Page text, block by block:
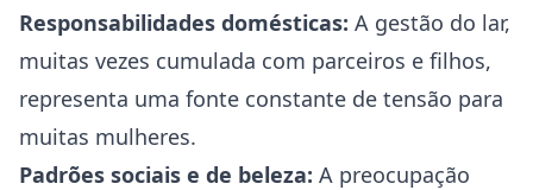
Responsabilidades domésticas: A gestão do lar,
muitas vezes cumulada com parceiros e filhos,
representa uma fonte constante de tensão para
muitas mulheres.
Padrões sociais e de beleza: A preocupação